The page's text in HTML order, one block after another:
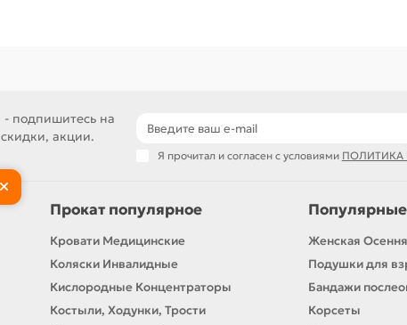
- подпишитесь на
акции.
Я прочитал и согласен с условиями ПОЛИТИКА
Прокат популярное
Кровати Медицинские
Коляски Инвалидные
Кислородные Концентраторы
Костыли, Ходунки, Трости
Популярные
Женская
Подушки для
Бандажи
Корсеты